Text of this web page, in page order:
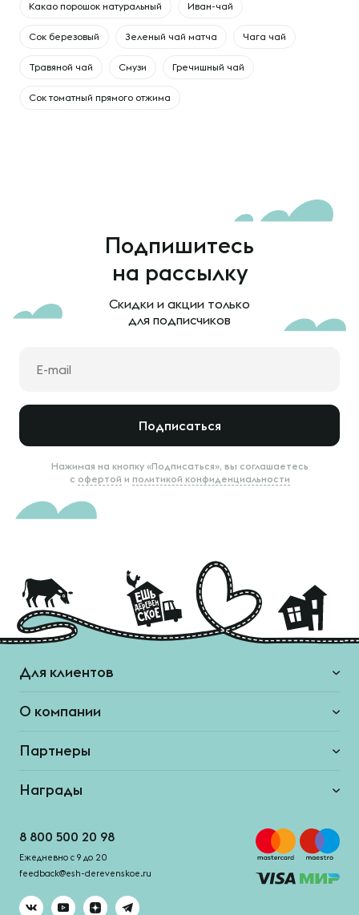
Какао порошок натуральный Иван-чай
Сок березовый Зеленый чай матча Чага чай
Травяной чай Смузи Гречишный чай
Сок томатный прямого отжима
Подпишитесь
на рассылку
Скидки и акции только
для подписчиков
Подписаться
Нажимая на кнопку «Подписаться», вы соглашаетесь
с офертой и политикой конфиденциальности
Для клиентов
О компании
Партнеры
Награды
8 800 500 20 98
Ежедневно с 9 до 20
feedback@esh-derevenskoe.ru